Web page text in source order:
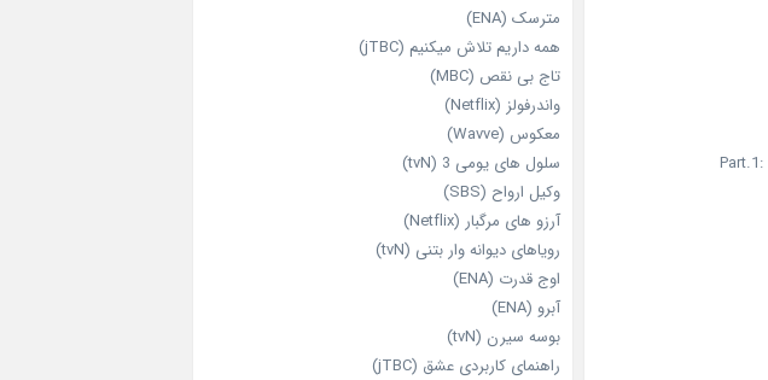
Part.1:
مترسک (ENA)
همه داریم تلاش میکنیم (jTBC)
تاج بی‌ نقص (MBC)
واندرفولز (Netflix)
معکوس (Wavve)
سلول های یومی 3 (tvN)
وکیل ارواح (SBS)
آرزو های مرگبار (Netflix)
رویاهای دیوانه‌ وار بتنی (tvN)
اوج قدرت (ENA)
آبرو (ENA)
بوسه سیرن (tvN)
راهنمای کاربردی عشق (jTBC)